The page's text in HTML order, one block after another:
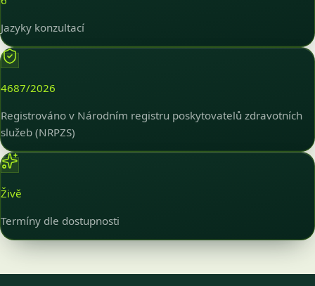
Jazyky konzultací
4687/2026
Registrováno v Národním registru poskytovatelů zdravotních
služeb (NRPZS)
Živě
Termíny dle dostupnosti